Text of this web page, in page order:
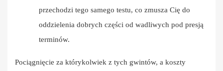
przechodzi tego samego testu, co zmusza Cię do
oddzielenia dobrych części od wadliwych pod presją
terminów.
Pociągnięcie za którykolwiek z tych gwintów, a koszty